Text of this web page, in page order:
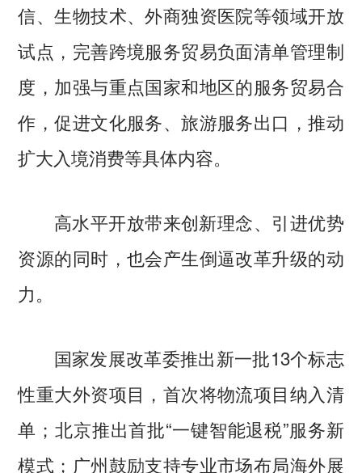
信、生物技术、外商独资医院等领域开放
试点，完善跨境服务贸易负面清单管理制
度，加强与重点国家和地区的服务贸易合
作，促进文化服务、旅游服务出口，推动
扩大入境消费等具体内容。
高水平开放带来创新理念、引进优势
资源的同时，也会产生倒逼改革升级的动
力。
国家发展改革委推出新一批13个标志
性重大外资项目，首次将物流项目纳入清
单；北京推出首批“一键智能退税”服务新
模式；广州鼓励支持专业市场布局海外展